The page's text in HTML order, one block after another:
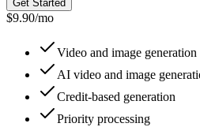
Get Started
$9.90/mo
Video and image
AI video and image
Credit-based generation
Priority processing